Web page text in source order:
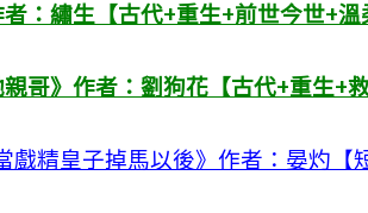
者：繡生【古代+重生+前世今世+
哥》作者：劉狗花【古代+重生+救
戲精皇子掉馬以後》作者：晏灼【